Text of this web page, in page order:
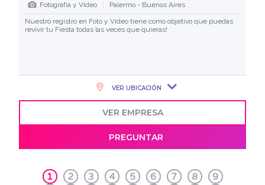
Fotografía y Video
Palermo - Buenos Aires
Nuestro registro en Foto y Video tiene como objetivo que puedas
revivir tu Fiesta todas las veces que quieras!
VER UBICACIÓN
VER EMPRESA
PREGUNTAR
1 2 3 4 5 6 7 8
9